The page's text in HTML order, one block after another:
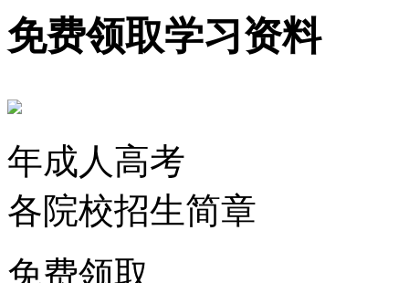
免费领取学习资料
年成人高考
各院校招生简章
免费领取